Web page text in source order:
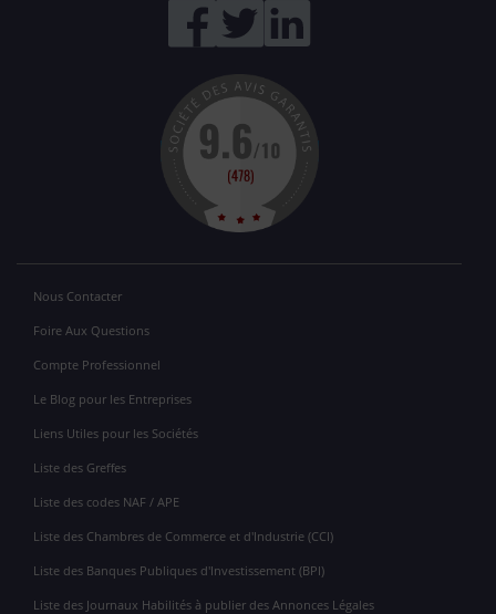
Nous Contacter
Foire Aux Questions
Compte Professionnel
Le Blog pour les Entreprises
Liens Utiles pour les Sociétés
Liste des Greffes
Liste des codes NAF / APE
Liste des Chambres de Commerce et d'Industrie (CCI)
Liste des Banques Publiques d'Investissement (BPI)
Liste des Journaux Habilités à publier des Annonces Légales